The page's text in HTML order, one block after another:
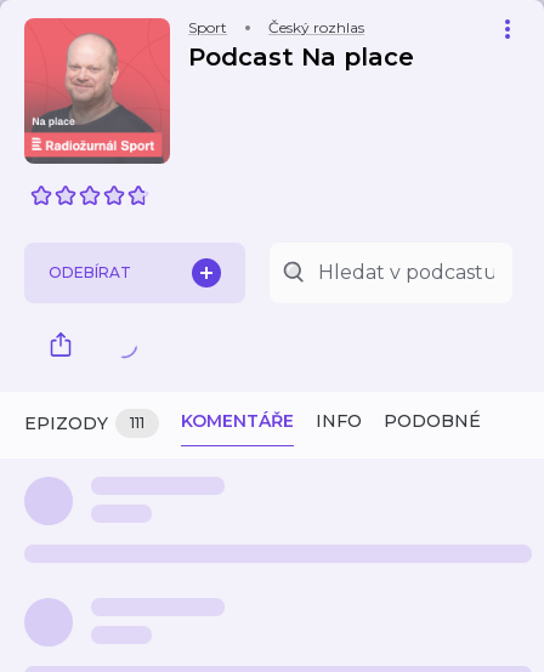
Sport Český rozhlas
Podcast Na place
ODEBÍRAT
EPIZODY 111 KOMENTÁŘE INFO PODOBNÉ